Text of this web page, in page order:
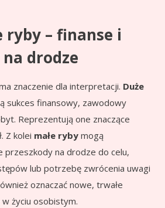
ryby – finanse i
drodze
znaczenie dla interpretacji. Duże
sukces finansowy, zawodowy
Reprezentują one znaczące
Z kolei małe ryby mogą
przeszkody na drodze do celu,
lub potrzebę zwrócenia uwagi
oznaczać nowe, trwałe
życiu osobistym.